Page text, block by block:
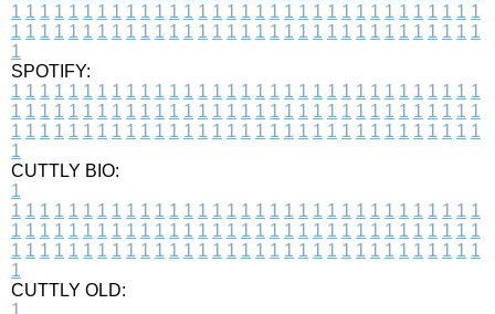
1 1 1 1 1 1 1 1 1 1 1 1 1 1 1 1 1 1 1 1 1 1 1 1 1 1 1 1 1 1 1 1 1
1 1 1 1 1 1 1 1 1 1 1 1 1 1 1 1 1 1 1 1 1 1 1 1 1 1 1 1 1 1 1 1 1
1
SPOTIFY:
1 1 1 1 1 1 1 1 1 1 1 1 1 1 1 1 1 1 1 1 1 1 1 1 1 1 1 1 1 1 1 1 1
1 1 1 1 1 1 1 1 1 1 1 1 1 1 1 1 1 1 1 1 1 1 1 1 1 1 1 1 1 1 1 1 1
1 1 1 1 1 1 1 1 1 1 1 1 1 1 1 1 1 1 1 1 1 1 1 1 1 1 1 1 1 1 1 1 1
1
CUTTLY BIO:
1
1 1 1 1 1 1 1 1 1 1 1 1 1 1 1 1 1 1 1 1 1 1 1 1 1 1 1 1 1 1 1 1 1
1 1 1 1 1 1 1 1 1 1 1 1 1 1 1 1 1 1 1 1 1 1 1 1 1 1 1 1 1 1 1 1 1
1 1 1 1 1 1 1 1 1 1 1 1 1 1 1 1 1 1 1 1 1 1 1 1 1 1 1 1 1 1 1 1 1
1
CUTTLY OLD:
1